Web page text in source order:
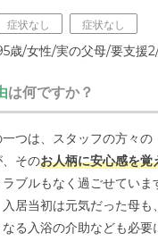
症状なし 症状なし
歳/女性/実の父母/要支援
は何ですか？
つは、スタッフの方々
そのお人柄に安心感を覚
ブルもなく過ごせてい
居当初は元気だった母
る入浴の介助なども必